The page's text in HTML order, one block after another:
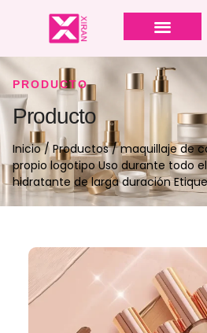
PRODUCTO
Producto
Inicio/ Productos/maquillaje de
propio logotipo Uso durante todo
hidratante de larga duración